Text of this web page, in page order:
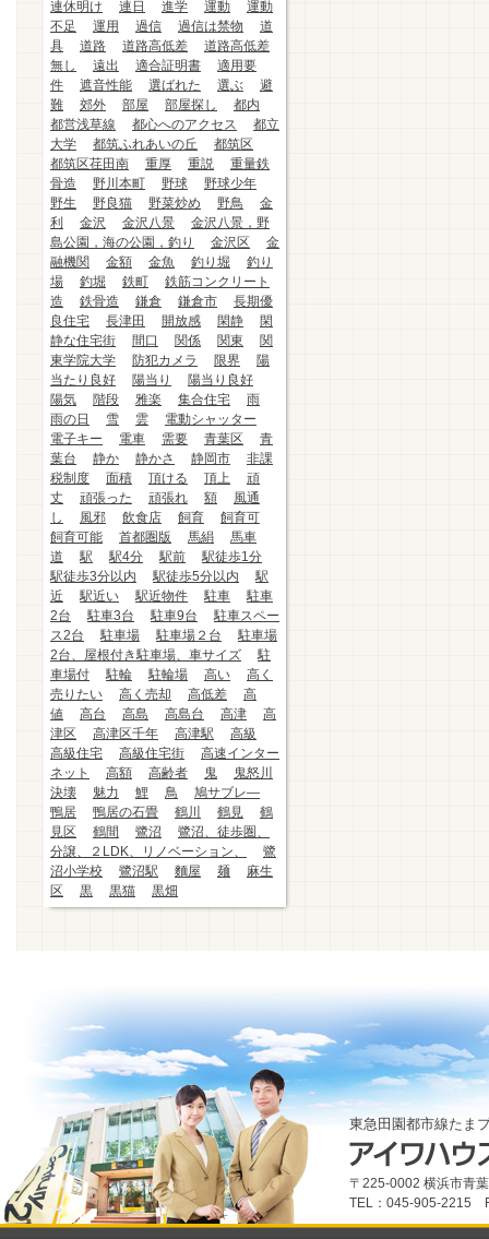
連休明け
連日 進学 運動
運動
不足
運用 過信 過信は禁物
道
具
道路 道路高低差
道路高低差
無し
遠出 適合証明書
適用要
件
遮音性能 選ばれた 選ぶ
避
難
郊外 部屋 部屋探し
都内
都営浅草線
都心へのアクセス
都立
大学
都筑ふれあいの丘
都筑区
都筑区荏田南
重厚 重説
重量鉄
骨造
野川本町 野球
野球少年
野生
野良猫 野菜炒め 野鳥
金
利
金沢 金沢八景
金沢八景，野
島公園，海の公園，釣り
金沢区
金
融機関
金額 金魚 釣り堀
釣り
場
釣堀 鉄町
鉄筋コンクリート
造
鉄骨造 鎌倉 鎌倉市
長期優
良住宅
長津田 開放感 閑静
閑
静な住宅街
間口 関係 関東
関
東学院大学
防犯カメラ 限界
陽
当たり良好
陽当り
陽当り良好
陽気
階段 雅楽 集合住宅
雨
雨の日
雪 雲
電動シャッター
電子キー
電車 需要 青葉区
青
葉台
静か 静かさ 静岡市
非課
税制度
面積 頂ける 頂上
頑
丈
頑張った 頑張れ 額
風通
し
風邪 飲食店 飼育
飼育可
飼育可能
首都圏版 馬絹
馬車
道
駅 駅4分 駅前
駅徒歩1分
駅徒歩3分以内
駅徒歩5分以内
駅
近
駅近い 駅近物件 駐車
駐車
2台
駐車3台 駐車9台
駐車スペー
ス2台
駐車場 駐車場２台
駐車場
2台、屋根付き駐車場、車サイズ
駐
車場付
駐輪 駐輪場 高い
高く
売りたい
高く売却 高低差
高
値
高台 高島 高島台 高津
高
津区
高津区千年 高津駅
高級
高級住宅
高級住宅街
高速インター
ネット
高額 高齢者 鬼
鬼怒川
決壊
魅力 鯉 鳥
鳩サブレ―
鴨居
鴨居の石畳 鶴川 鶴見
鶴
見区
鶴間 鷺沼
鷺沼、徒歩圏、
分譲、２LDK、リノベーション、
鷺
沼小学校
鷺沼駅 麵屋 麺
麻生
区
黒 黒猫 黒畑
東急田園都市線たま
〒225-0002 横浜市青
TEL：045-905-2215